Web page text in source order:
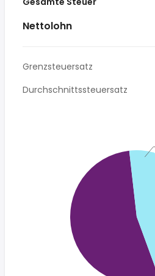
Nettolohn
Grenzsteuersatz
Durchschnittssteuersatz